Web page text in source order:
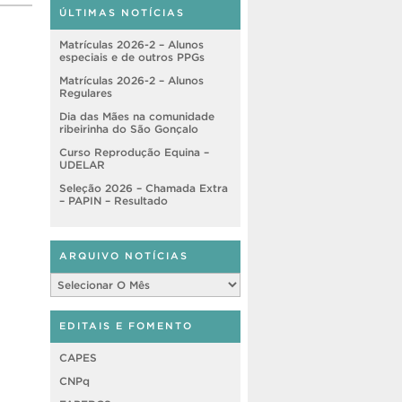
ÚLTIMAS NOTÍCIAS
Matrículas 2026-2 – Alunos
especiais e de outros PPGs
Matrículas 2026-2 – Alunos
Regulares
Dia das Mães na comunidade
ribeirinha do São Gonçalo
Curso Reprodução Equina –
UDELAR
Seleção 2026 – Chamada Extra
– PAPIN – Resultado
ARQUIVO NOTÍCIAS
Notícias
EDITAIS E FOMENTO
CAPES
CNPq